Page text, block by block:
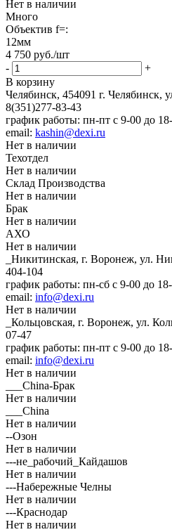
Нет в наличии
Много
Объектив f=:
12мм
4 750 руб./шт
-
+
В корзину
Челябинск, 454091 г. Челябинск,
8(351)277-83-43
график работы: пн-пт с 9-00 до
email: kashin@dexi.ru
Нет в наличии
Техотдел
Нет в наличии
Склад Производства
Нет в наличии
Брак
Нет в наличии
АХО
Нет в наличии
_Никитинская, г. Воронеж, ул.
404-104
график работы: пн-сб с 9-00 до
email: info@dexi.ru
Нет в наличии
_Кольцовская, г. Воронеж, ул.
07-47
график работы: пн-пт с 9-00 до
email: info@dexi.ru
Нет в наличии
___China-Брак
Нет в наличии
___China
Нет в наличии
--Озон
Нет в наличии
---не_рабочий_Кайдашов
Нет в наличии
---Набережные Челны
Нет в наличии
---Краснодар
Нет в наличии